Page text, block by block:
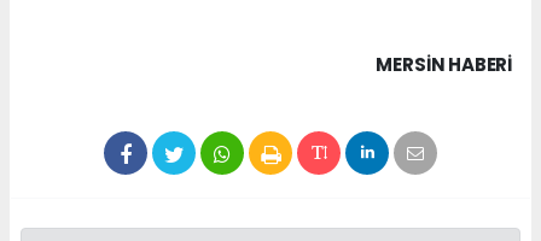
MERSIN HABERİ